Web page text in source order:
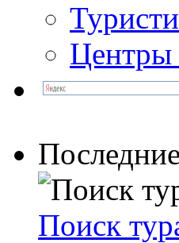
Центры
Последние
Поиск